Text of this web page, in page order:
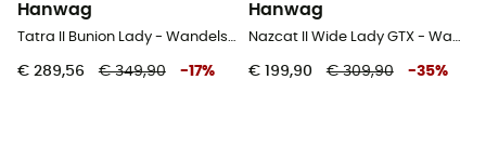
Hanwag
Tatra II Bunion Lady - Wandelschoenen - Dames
€ 289,56 € 349,90 -17%
Hanwag
Nazcat II Wide Lady GTX - Wandelschoenen - Dames
€ 199,90 € 309,90 -35%